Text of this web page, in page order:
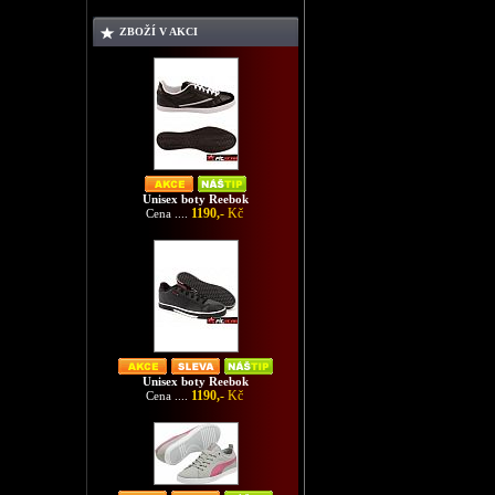
ZBOŽÍ V AKCI
Unisex boty Reebok
Cena ....
1190,-Kč
Unisex boty Reebok
Cena ....
1190,-Kč